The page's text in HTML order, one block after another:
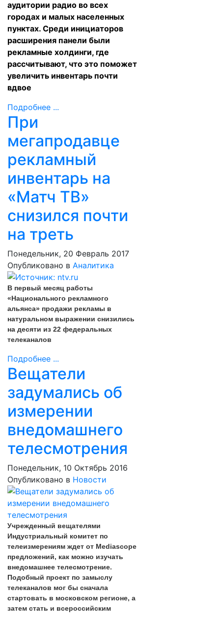
аудитории радио во всех
городах и малых населенных
пунктах. Среди инициаторов
расширения панели были
рекламные холдинги, где
рассчитывают, что это поможет
увеличить инвентарь почти
вдвое
Подробнее ...
При
мегапродавце
рекламный
инвентарь на
«Матч ТВ»
снизился почти
на треть
Понедельник, 20 Февраль 2017
Опубликовано в Аналитика
В первый месяц работы
«Национального рекламного
альянса» продажи рекламы в
натуральном выражении снизились
на десяти из 22 федеральных
телеканалов
Подробнее ...
Вещатели
задумались об
измерении
внедомашнего
телесмотрения
Понедельник, 10 Октябрь 2016
Опубликовано в Новости
Учрежденный вещателями
Индустриальный комитет по
телеизмерениям ждет от Mediascope
предложений, как можно изучать
внедомашнее телесмотрение.
Подобный проект по замыслу
телеканалов мог бы сначала
стартовать в московском регионе, а
затем стать и всероссийским